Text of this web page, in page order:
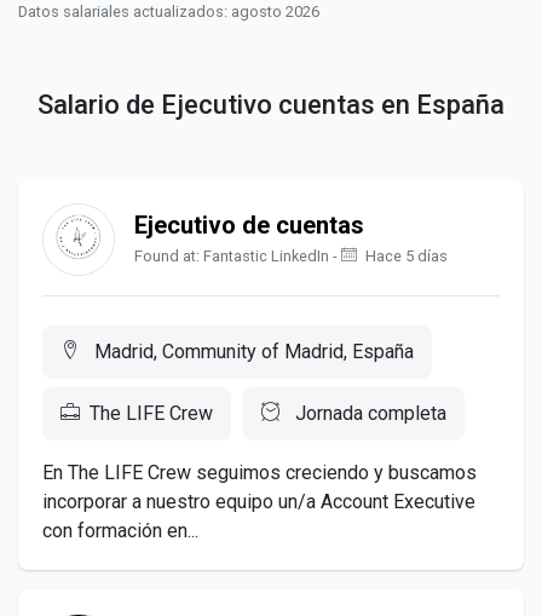
Datos salariales actualizados: agosto 2026
Salario de Ejecutivo cuentas en España
Ejecutivo de cuentas
Found at: Fantastic LinkedIn - Hace 5 días
Madrid, Community of Madrid, España
The LIFE Crew Jornada completa
En The LIFE Crew seguimos creciendo y buscamos
incorporar a nuestro equipo un/a Account Executive
con formación en...